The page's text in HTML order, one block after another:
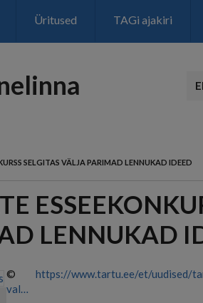
Üritused TAGi ajakiri
SELGITAS VÄLJA PARIMAD LENNUKAD IDEED
LENNUKAD
© https://www.tartu.ee/et/uudised/
val…